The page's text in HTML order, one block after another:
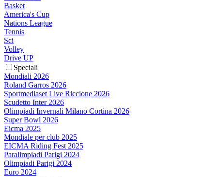
Basket
America's Cup
Nations League
Tennis
Sci
Volley
Drive UP
Speciali
Mondiali 2026
Roland Garros 2026
Sportmediaset Live Riccione 2026
Scudetto Inter 2026
Olimpiadi Invernali Milano Cortina 2026
Super Bowl 2026
Eicma 2025
Mondiale per club 2025
EICMA Riding Fest 2025
Paralimpiadi Parigi 2024
Olimpiadi Parigi 2024
Euro 2024